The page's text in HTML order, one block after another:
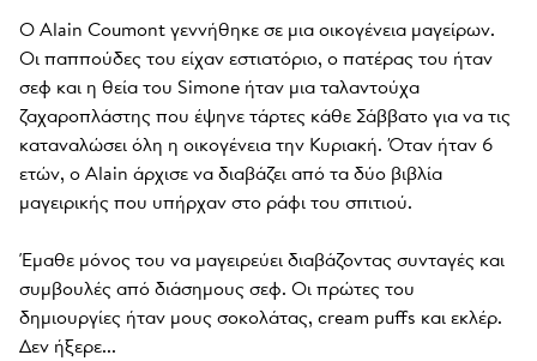
Ο Alain Coumont γεννήθηκε σε μια οικογένεια μαγείρων.
Οι παππούδες του είχαν εστιατόριο, ο πατέρας του ήταν
σεφ και η θεία του Simone ήταν μια ταλαντούχα
ζαχαροπλάστης που έψηνε τάρτες κάθε Σάββατο για να τις
καταναλώσει όλη η οικογένεια την Κυριακή. Όταν ήταν 6
ετών, ο Alain άρχισε να διαβάζει από τα δύο βιβλία
μαγειρικής που υπήρχαν στο ράφι του σπιτιού.
Έμαθε μόνος του να μαγειρεύει διαβάζοντας συνταγές και
συμβουλές από διάσημους σεφ. Οι πρώτες του
δημιουργίες ήταν μους σοκολάτας, cream puffs και εκλέρ.
Δεν ήξερε...